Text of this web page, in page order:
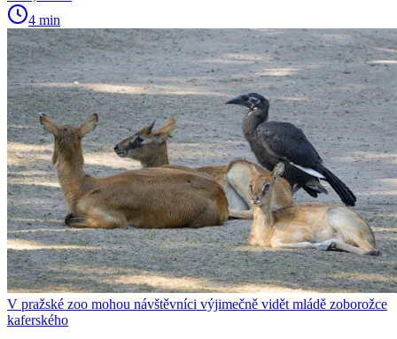
4 min
V pražské zoo mohou návštěvníci výjimečně vidět mládě zoborožce
kaferského